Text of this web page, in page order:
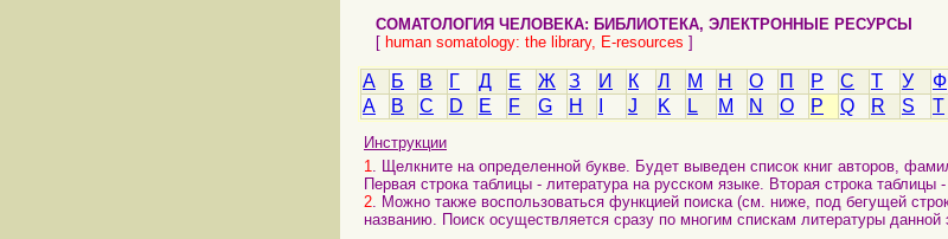
СОМАТОЛОГИЯ ЧЕЛОВЕКА: БИБЛИОТЕКА, ЭЛЕКТРОННЫЕ РЕСУРСЫ
[ human somatology: the library, E-resources ]
А Б В Г Д Е Ж З И К Л М Н О П Р С Т У Ф
A
B C D E F G H J K L M N O P Q R S T
Инструкции
1. Щелкните на определенной букве. Будет выведен список книг авторов,
Первая строка таблицы - литература на русском языке. Вторая строка таблицы
2. Можно также воспользоваться функцией поиска (см. ниже, под бегущей
названию. Поиск осуществляется сразу по многим спискам литературы данной